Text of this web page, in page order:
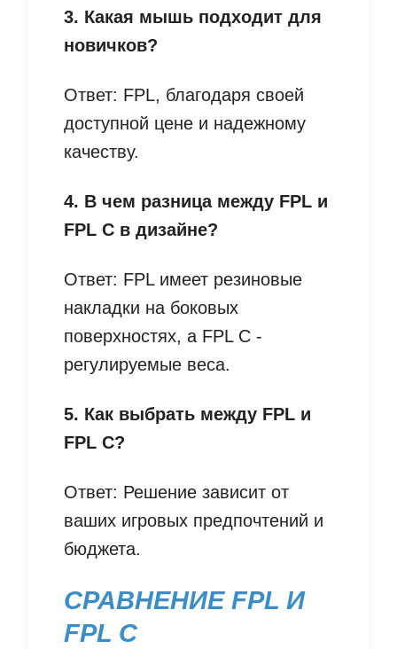
3. Какая мышь подходит для
новичков?
Ответ: FPL, благодаря своей
доступной цене и надежному
качеству.
4. В чем разница между FPL и
FPL C в дизайне?
Ответ: FPL имеет резиновые
накладки на боковых
поверхностях, а FPL C -
регулируемые веса.
5. Как выбрать между FPL и
FPL C?
Ответ: Решение зависит от
ваших игровых предпочтений и
бюджета.
СРАВНЕНИЕ FPL И
FPL C